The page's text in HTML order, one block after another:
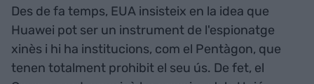
Des de fa temps, EUA insisteix en la idea que
Huawei pot ser un instrument de l'espionatge
xinès i hi ha institucions, com el Pentàgon, que
tenen totalment prohibit el seu ús. De fet, el